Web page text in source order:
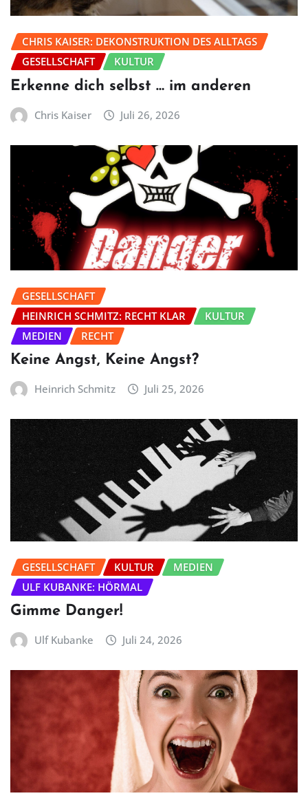
CHRIS KAISER: DEKONSTRUKTION DES ALLTAGS
GESELLSCHAFT
KULTUR
Erkenne dich selbst … im anderen
Chris Kaiser Juli 26, 2026
GESELLSCHAFT
HEINRICH SCHMITZ: RECHT KLAR
KULTUR
MEDIEN
RECHT
Keine Angst, Keine Angst?
Heinrich Schmitz Juli 25, 2026
GESELLSCHAFT KULTUR
MEDIEN
ULF KUBANKE: HÖRMAL
Gimme Danger!
Ulf Kubanke Juli 24, 2026